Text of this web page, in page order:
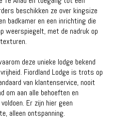
beschikken ze over kingsize
badkamer en een inrichting die
weerspiegelt, met de nadruk op
deze unieke lodge bekend
Fiordland Lodge is trots op
van klantenservice, nooit
om aan alle behoeften en
Er zijn hier geen
alleen ontspanning.